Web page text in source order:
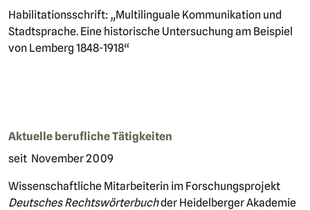
Habilitationsschrift: „Multilinguale Kommunikation und
Stadtsprache. Eine historische Untersuchung am Beispiel
von Lemberg 1848-1918“
Aktuelle berufliche Tätigkeiten
seit November 2009
Wissenschaftliche Mitarbeiterin im Forschungsprojekt
Deutsches Rechtswörterbuchder Heidelberger Akademie